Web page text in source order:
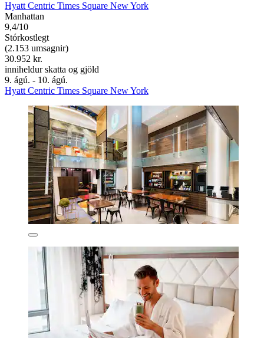
Hyatt Centric Times Square New York
Manhattan
9,4/10
Stórkostlegt
(2.153 umsagnir)
30.952 kr.
inniheldur skatta og gjöld
9. ágú. - 10. ágú.
Hyatt Centric Times Square New York